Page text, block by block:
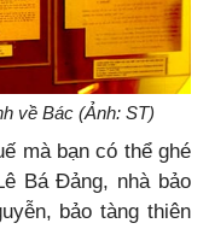
về Bác (Ảnh: ST)
mà bạn có thể ghé
Bá Đảng, nhà bảo
bảo tàng thiên